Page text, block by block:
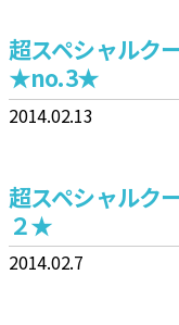
超スペシャルク
★no.3★
2014.02.13
超スペシャル
２★
2014.02.7